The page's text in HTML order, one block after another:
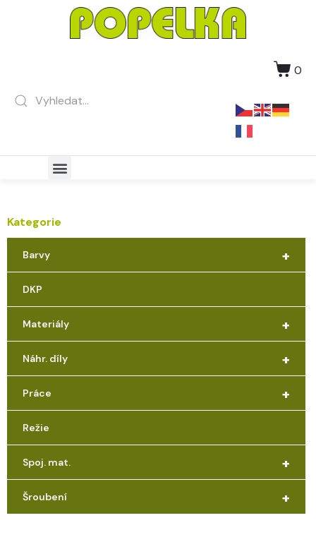
0
Kategorie
+
Barvy
DKP
+
Materiály
+
Náhr. díly
+
Práce
Režie
+
Spoj. mat.
+
Šroubení